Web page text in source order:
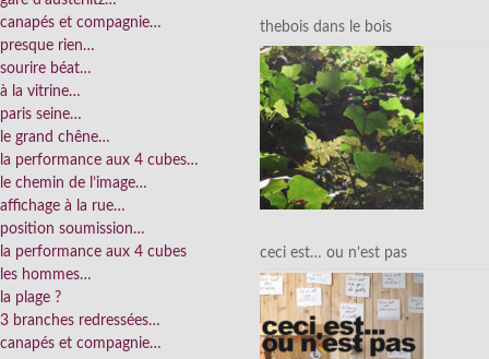
canapés et compagnie…
presque rien…
sourire béat…
à la vitrine…
paris seine…
le grand chêne…
la performance aux 4 cubes…
le chemin de l’image…
affichage à la rue…
position soumission…
la performance aux 4 cubes
les hommes…
la plage ?
3 branches redressées…
canapés et compagnie…
thebois dans le bois
ceci est… ou n’est pas